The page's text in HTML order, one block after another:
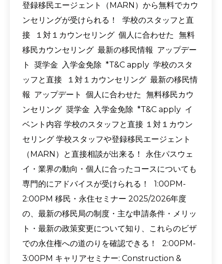
登録移民エージェント（MARN）から無料でカウ
ンセリングが受けられる！ 学校のスタッフと直
接 １対１カウンセリング 個人に合わせた 無料
移民カウンセリング 最新の移民情報 アップデー
ト 奨学金 入学金免除 *T&C apply 学校のスタ
ッフと直接 １対１カウンセリング 最新の移民情
報 アップデート 個人に合わせた 無料移民カウ
ンセリング 奨学金 入学金免除 *T&C apply イ
ベント内容 学校のスタッフと直接 １対１カウン
セリング 学校スタッフや登録移民エージェント
（MARN）と直接相談が出来る！ 永住パスウェ
イ・業界の動向・個人に合ったコースについても
専門的にアドバイスが受けられる！ 1:00PM-
2:00PM 移民・永住セミナー 2025/2026年度
の、最新の移民局の制度・主な申請条件・メリッ
ト・最新の政策変更について知り、これらのビザ
での永住権への道のりを確認できる！ 2:00PM-
3:00PM キャリアセミナー: Construction &